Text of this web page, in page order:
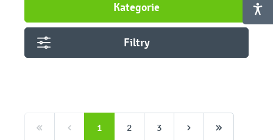
Kategorie
Filtry
1 2 3